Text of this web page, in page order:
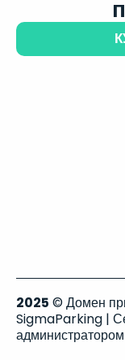
2025 © Домен
SigmaParking |